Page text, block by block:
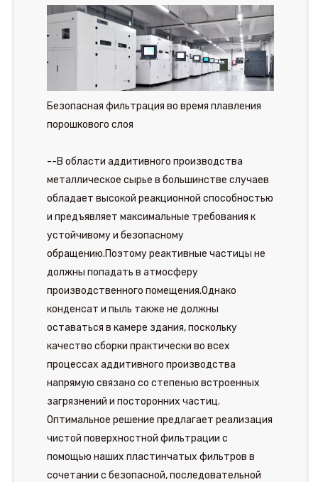
Безопасная фильтрация во время плавления
порошкового слоя
--В области аддитивного производства
металлическое сырье в большинстве случаев
обладает высокой реакционной способностью
и предъявляет максимальные требования к
устойчивому и безопасному
обращению.Поэтому реактивные частицы не
должны попадать в атмосферу
производственного помещения.Однако
конденсат и пыль также не должны
оставаться в камере здания, поскольку
качество сборки практически во всех
процессах аддитивного производства
напрямую связано со степенью встроенных
загрязнений и посторонних частиц.
Оптимальное решение предлагает реализация
чистой поверхностной фильтрации с
помощью наших пластинчатых фильтров в
сочетании с безопасной, последовательной